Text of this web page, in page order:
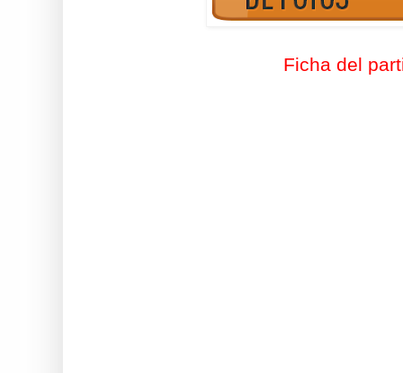
Ficha del